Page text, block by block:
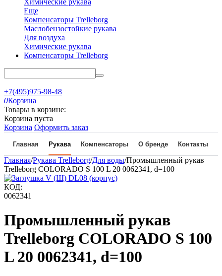
Химические рукава
Еще
Компенсаторы Trelleborg
Маслобензостойкие рукава
Для воздуха
Химические рукава
Компенсаторы Trelleborg
+7(495)975-98-48
0Корзина
Товары в корзине:
Корзина пуста
Корзина Оформить заказ
Главная Рукава Компенсаторы О бренде Контакты
Главная/Рукава Trelleborg/Для воды/Промышленный рукав
Trelleborg COLORADO S 100 L 20 0062341, d=100
КОД:
0062341
Промышленный рукав
Trelleborg COLORADO S 100
L 20 0062341, d=100